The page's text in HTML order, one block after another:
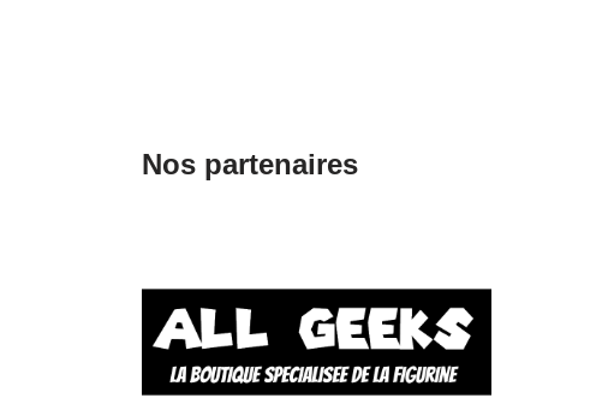
Nos partenaires